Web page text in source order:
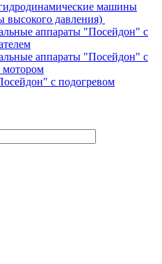
машины
высокого давления)
аппараты "Посейдон" с
аппараты "Посейдон" с
с подогревом